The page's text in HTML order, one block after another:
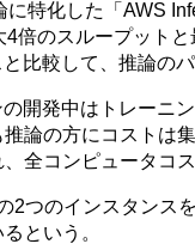
特化した「AWS
4倍のスループット
比較して、推論の
開発中はトレーニ
論の方にコストは
全コンピュータコ
つのインスタンス
という。